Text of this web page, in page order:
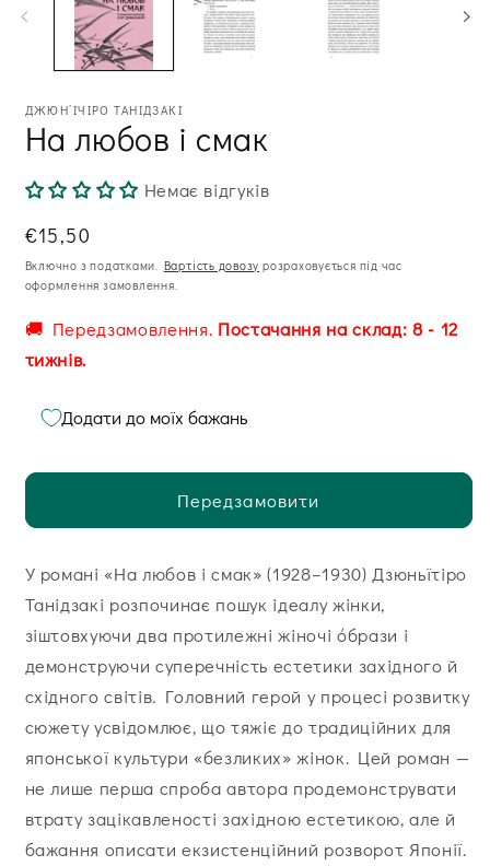
вікні
ДЖЮН’ІЧІРО ТАНІДЗАКІ
На любов і смак
Немає відгуків
Звична
ціна
€15,50
Включно з податками. Вартість довозу розраховується під час
оформлення замовлення.
🚚 Передзамовлення. Постачання на склад: 8 - 12
тижнів.
Додати до моїх бажань
Передзамовити
У романі «На любов і смак» (1928–1930) Дзюньїтіро
Танідзакі розпочинає пошук ідеалу жінки,
зіштовхуючи два протилежні жіночі όбрази і
демонструючи суперечність естетики західного й
східного світів. Головний герой у процесі розвитку
сюжету усвідомлює, що тяжіє до традиційних для
японської культури «безликих» жінок. Цей роман —
не лише перша спроба автора продемонструвати
втрату зацікавленості західною естетикою, але й
бажання описати екзистенційний розворот Японії.